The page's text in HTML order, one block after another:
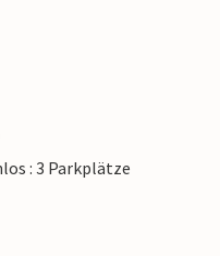
: 3 Parkplätze